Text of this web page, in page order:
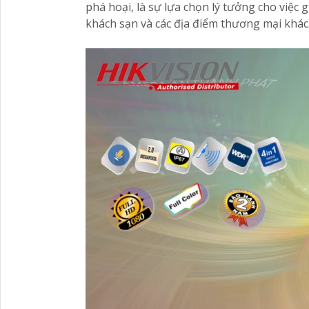
phá hoại, là sự lựa chọn lý tưởng cho việc
khách sạn và các địa điểm thương mại